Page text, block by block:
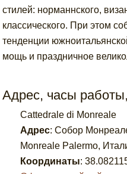
стилей: норманнского,
классического. При этом
тенденции
мощь и праздничное
Адрес, часы
Cattedrale di Monreale
Адрес:Собор
Monreale Palermo,
Координаты: